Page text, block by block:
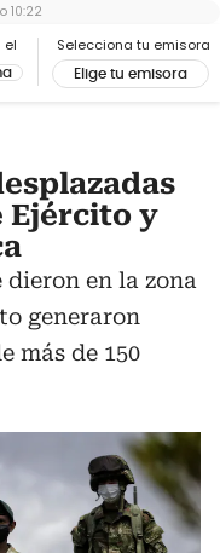
el Selecciona tu emisora
Elige tu emisora
10:22
Ejército y
en la zona
generaron
más de 150